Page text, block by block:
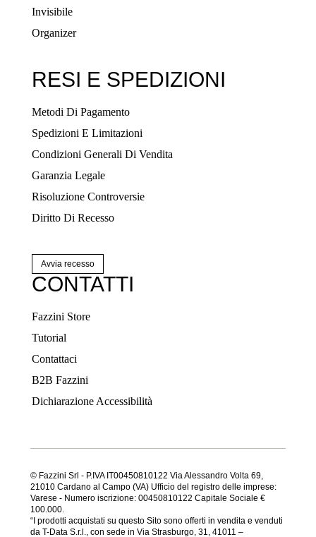
Invisibile
Organizer
RESI E SPEDIZIONI
Metodi Di Pagamento
Spedizioni E Limitazioni
Condizioni Generali Di Vendita
Garanzia Legale
Risoluzione Controversie
Diritto Di Recesso
Avvia recesso
CONTATTI
Fazzini Store
Tutorial
Contattaci
B2B Fazzini
Dichiarazione Accessibilità
© Fazzini Srl - P.IVA IT00450810122 Via Alessandro Volta 69,
21010 Cardano al Campo (VA) Ufficio del registro delle imprese:
Varese - Numero iscrizione: 00450810122 Capitale Sociale €
100.000.
“I prodotti acquistati su questo Sito sono offerti in vendita e venduti
da T-Data S.r.l., con sede in Via Strasburgo, 31, 41011 –